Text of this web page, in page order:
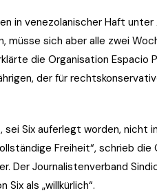
in venezolanischer Haft unter
müsse sich aber alle zwei
die Organisation Espacio
der für
Six auferlegt worden, nicht
Freiheit“, schrieb die
Journalistenverband
als „willkürlich“.